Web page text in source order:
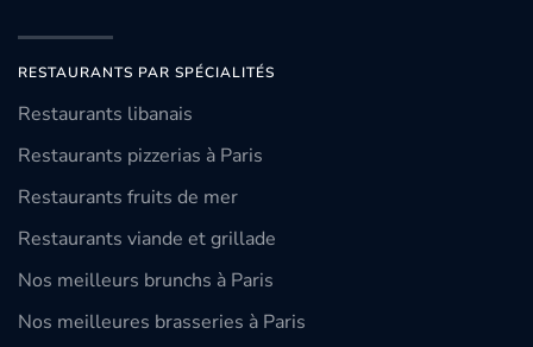
RESTAURANTS PAR SPÉCIALITÉS
Restaurants libanais
Restaurants pizzerias à Paris
Restaurants fruits de mer
Restaurants viande et grillade
Nos meilleurs brunchs à Paris
Nos meilleures brasseries à Paris